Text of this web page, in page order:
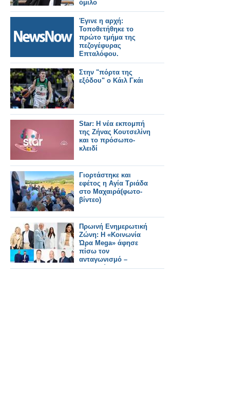
όμιλο
Έγινε η αρχή:
Τοποθετήθηκε το
πρώτο τμήμα της
πεζογέφυρας
Επταλόφου.
Στην "πόρτα της
εξόδου" ο Κάιλ Γκάι
Star: Η νέα εκπομπή
της Ζήνας Κουτσελίνη
και το πρόσωπο-
κλειδί
Γιορτάστηκε και
εφέτος η Αγία Τριάδα
στο Μαχαιρά(φωτο-
βίντεο)
Πρωινή Ενημερωτική
Ζώνη: Η «Κοινωνία
Ώρα Mega» άφησε
πίσω τον
ανταγωνισμό –
Κατρακύλα για